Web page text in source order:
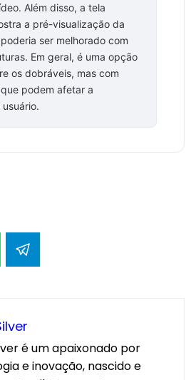
Além disso, a tela
a pré-visualização da
ser melhorado com
Em geral, é uma opção
os dobráveis, mas com
podem afetar a
é um apaixonado por
e inovação, nascido e